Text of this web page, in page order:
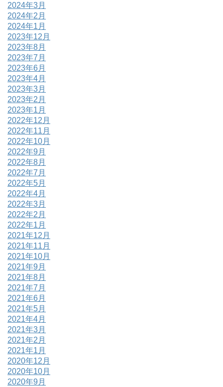
2024年3月
2024年2月
2024年1月
2023年12月
2023年8月
2023年7月
2023年6月
2023年4月
2023年3月
2023年2月
2023年1月
2022年12月
2022年11月
2022年10月
2022年9月
2022年8月
2022年7月
2022年5月
2022年4月
2022年3月
2022年2月
2022年1月
2021年12月
2021年11月
2021年10月
2021年9月
2021年8月
2021年7月
2021年6月
2021年5月
2021年4月
2021年3月
2021年2月
2021年1月
2020年12月
2020年10月
2020年9月